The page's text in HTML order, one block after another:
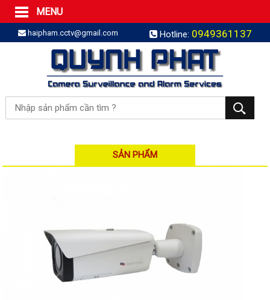
MENU
Trang Chủ
Sản phẩm
SẢN PHẨM TRỌN GÓI
LẮP BÁO TRỘM TRỌN GÓI
LẮP CAMERA TRỌN GÓI
Camera IP
Camera IP KBVISION
Camera IP HIKVISION
Đầu ghi IP | NVR
Đầu ghi IP HIKVISION
Đầu ghi IP KBVISION
haipham.cctv@gmail.com Hotline: 0949361137
SẢN PHẨM